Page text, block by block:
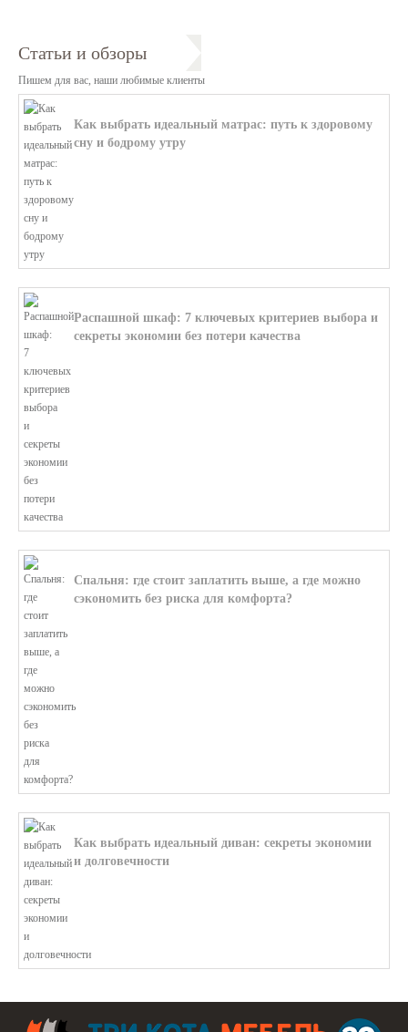
Статьи и обзоры
Пишем для вас, наши любимые клиенты
Как выбрать идеальный матрас: путь к здоровому
сну и бодрому утру
Распашной шкаф: 7 ключевых критериев выбора и
секреты экономии без потери качества
Спальня: где стоит заплатить выше, а где можно
сэкономить без риска для комфорта?
Как выбрать идеальный диван: секреты экономии
и долговечности